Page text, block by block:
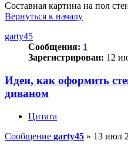
Составная картина на пол
Вернуться к началу
garty45
Сообщения: 1
Зарегистрирован: 12
Идеи, как оформить
диваном
Цитата
Сообщение garty45 » 13 июл